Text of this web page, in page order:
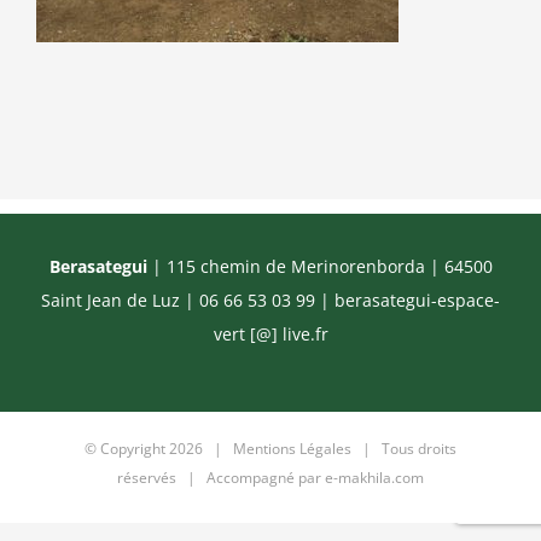
Berasategui| 115 chemin de Merinorenborda | 64500
Saint Jean de Luz | 06 66 53 03 99 | berasategui-espace-
vert [@] live.fr
© Copyright2026 | Mentions Légales | Tous droits
réservés | Accompagné pare-makhila.com